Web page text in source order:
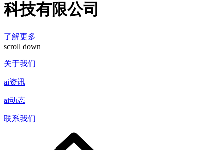
科技有限公司
了解更多
scroll down
关于我们
ai资讯
ai动态
联系我们